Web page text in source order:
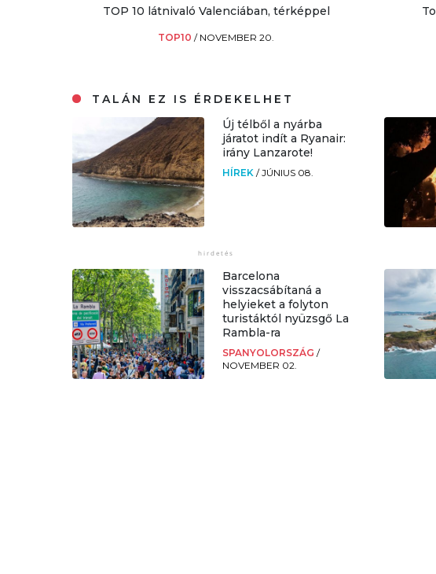
TOP 10 látnivaló Valenciában, térképpel
TOP10/ NOVEMBER 20.
TALÁN EZ IS ÉRDEKELHET
Új télből a nyárba
járatot indít a Ryanair:
irány Lanzarote!
HÍREK/JÚNIUS 08.
Barcelona
visszacsábítaná a
helyieket a folyton
turistáktól nyüzsgő La
Rambla-ra
SPANYOLORSZÁG/
NOVEMBER 02.